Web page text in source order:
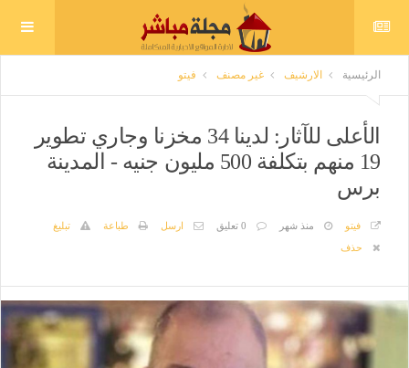
الرئيسية الارشيف غير مصنف فيتو
الأعلى للآثار: لدينا 34 مخزنا وجاري تطوير
19 منهم بتكلفة 500 مليون جنيه - المدينة
برس
فيتو منذ شهر 0 تعليق ارسل طباعة
تبليغ
حذف